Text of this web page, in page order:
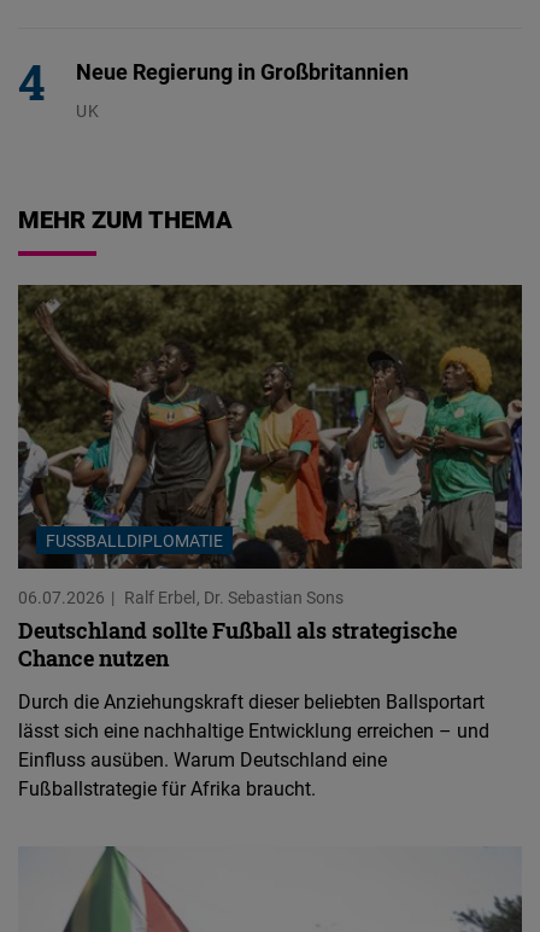
Neue Regierung in Großbritannien
UK
MEHR ZUM THEMA
FUSSBALLDIPLOMATIE
06.07.2026 Ralf Erbel Dr. Sebastian Sons
Deutschland sollte Fußball als strategische
Chance nutzen
Durch die Anziehungskraft dieser beliebten Ballsportart
lässt sich eine nachhaltige Entwicklung erreichen – und
Einfluss ausüben. Warum Deutschland eine
Fußballstrategie für Afrika braucht.